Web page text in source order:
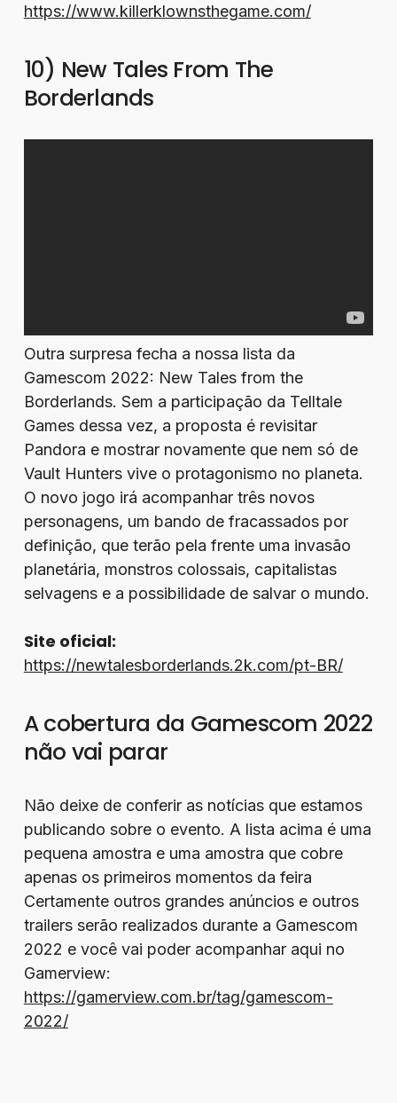
https://www.killerklownsthegame.com/
10) New Tales From The
Borderlands
Outra surpresa fecha a nossa lista da
Gamescom 2022: New Tales from the
Borderlands. Sem a participação da Telltale
Games dessa vez, a proposta é revisitar
Pandora e mostrar novamente que nem só de
Vault Hunters vive o protagonismo no planeta.
O novo jogo irá acompanhar três novos
personagens, um bando de fracassados por
definição, que terão pela frente uma invasão
planetária, monstros colossais, capitalistas
selvagens e a possibilidade de salvar o mundo.
Site oficial:
https://newtalesborderlands.2k.com/pt-BR/
A cobertura da Gamescom 2022
não vai parar
Não deixe de conferir as notícias que estamos
publicando sobre o evento. A lista acima é uma
pequena amostra e uma amostra que cobre
apenas os primeiros momentos da feira
Certamente outros grandes anúncios e outros
trailers serão realizados durante a Gamescom
2022 e você vai poder acompanhar aqui no
Gamerview:
https://gamerview.com.br/tag/gamescom-
2022/